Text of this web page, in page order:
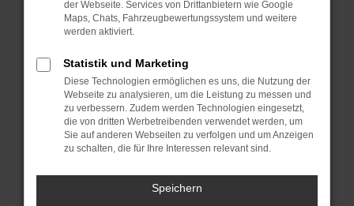
Fenster?
Starte dein Gerät neu.
Probleme zu beheben.
Stelle sicher, dass dein Browser und dein
Betriebssystem auf dem neuesten Stand
sind.
Veraltete Software birgt nicht nur ein
Sicherheitsrisiko, sondern kann auch dazu
führen, dass bestimmte Funktionen nicht mehr
unterstützt werden.
der Webseite. Services von Drittanbietern wie Google
Maps, Chats, Fahrzeugbewertungssystem und weitere
werden aktiviert.
Statistik und Marketing
Diese Technologien ermöglichen es uns, die Nutzung der
Webseite zu analysieren, um die Leistung zu messen und
zu verbessern. Zudem werden Technologien eingesetzt,
die von dritten Werbetreibenden verwendet werden, um
Sie auf anderen Webseiten zu verfolgen und um Anzeigen
zu schalten, die für Ihre Interessen relevant sind.
Speichern